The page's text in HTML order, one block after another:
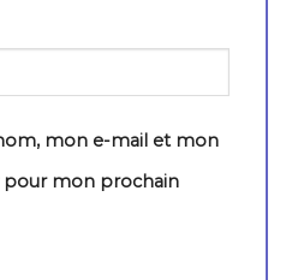
mon e-mail et mon
pour mon prochain